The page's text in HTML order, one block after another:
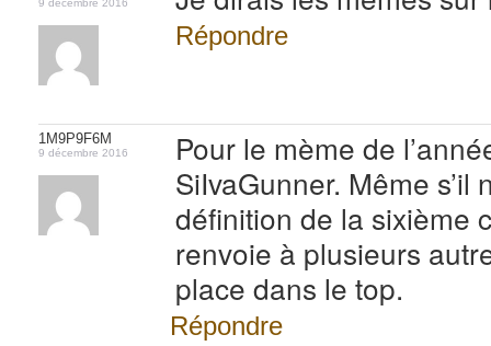
9 décembre 2016
Répondre
1M9P9F6M
9 décembre 2016
Pour le mème de
SiIvaGunner. Même s’il
définition de la sixième
renvoie à plusieurs
place dans le top.
Répondre